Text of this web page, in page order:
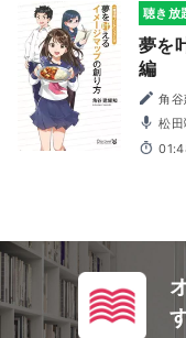
聴き放
夢を
編
角谷
松田颯水, 中村カンナ, 真野あゆみ, 柳晃平, 田辺留依, 本
宮光,
子, 糸間